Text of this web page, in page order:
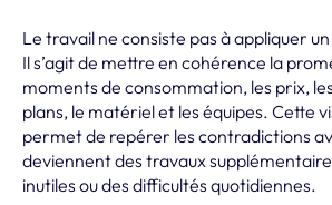
Le travail ne consiste pas à appliquer
Il s’agit de mettre en cohérence la
moments de consommation, les prix,
plans, le matériel et les équipes. Cette
permet de repérer les contradictions
deviennent des travaux
inutiles ou des difficultés quotidiennes.